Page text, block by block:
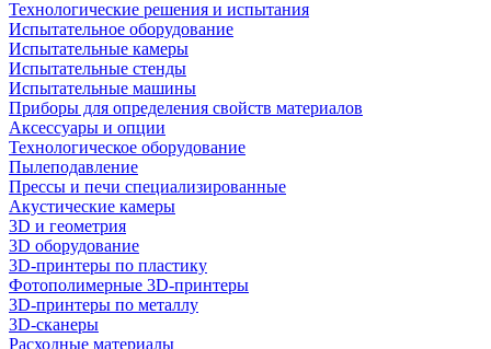
Технологические решения и испытания
Испытательное оборудование
Испытательные камеры
Испытательные стенды
Испытательные машины
Приборы для определения свойств материалов
Аксессуары и опции
Технологическое оборудование
Пылеподавление
Прессы и печи специализированные
Акустические камеры
3D и геометрия
3D оборудование
3D-принтеры по пластику
Фотополимерные 3D-принтеры
3D-принтеры по металлу
3D-сканеры
Расходные материалы